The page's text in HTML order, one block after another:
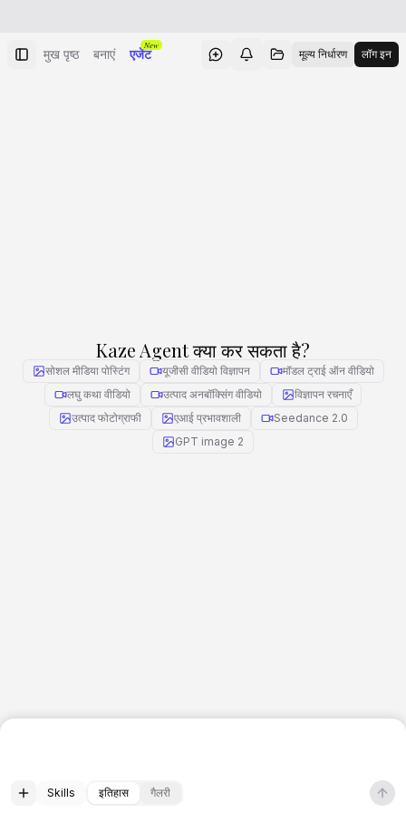
मुख पृष्ठ बनाएं एजेंट
New
मूल्य निर्धारण लॉग इन
Kaze Agent क्या कर सकता है?
सोशल मीडिया पोस्टिंग यूजीसी वीडियो विज्ञापन
मॉडल ट्राई ऑन वीडियो
लघु कथा वीडियो
उत्पाद अनबॉक्सिंग वीडियो
विज्ञापन रचनाएँ
उत्पाद फोटोग्राफी
एआई प्रभावशाली
Seedance 2.0
GPT image 2
Skills इतिहास गैलरी